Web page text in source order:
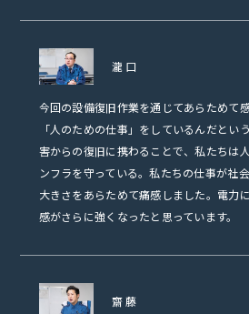
瀧口
今回の設備復旧作業を通じてあらためて
「人のための仕事」をしているんだとい
害からの復旧に携わることで、私たちは
ンフラを守っている。私たちの仕事が社
大きさをあらためて痛感しました。電力
感がさらに強くなったと思っています。
齋藤